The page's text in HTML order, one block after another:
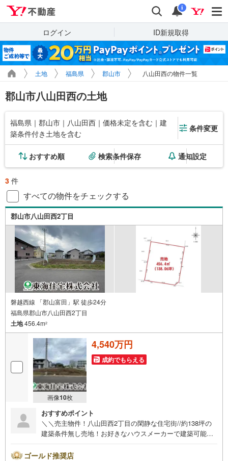
検索 通知
i
ログイン ID新規取得
土地 福島県 郡山市 八山田西の物件一覧
郡山市八山田西の土地
福島県｜郡山市｜八山田西｜価格未定を含む｜建
築条件付き土地を含む
条件変更
おすすめ順 検索条件保存 通知設定
3 件
すべての物件をチェックする
郡山市八山田西2丁目
磐越西線 「郡山富田」駅 徒歩24分
福島県郡山市八山田西2丁目
土地456.4m2
画像10枚
4,540万円
成約でもらえる
おすすめポイント
＼＼売主物件！八山田西2丁目の閑静な住宅街//約138坪の
建築条件無し売地！お好きなハウスメーカーで建築可能！
落ち着きある住環境で夢のマイホーム！
ゴールド推奨店